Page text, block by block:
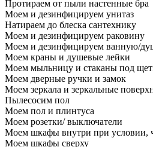
Протираем от пыли настенные бра
Моем и дезинфицируем унитаз
Натираем до блеска сантехнику
Моем и дезинфицируем раковину
Моем и дезинфицируем ванную/
Моем краны и душевые лейки
Моем мыльницу и стаканы под
Моем дверные ручки и замок
Моем зеркала и зеркальные
Пылесосим пол
Моем пол и плинтуса
Моем розетки/ выключатели
Моем шкафы внутри при условии,
Моем шкафы сверху